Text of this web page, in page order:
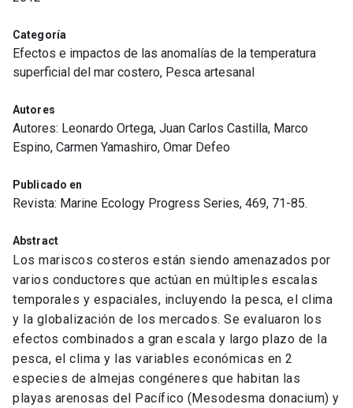
Categoría
Efectos e impactos de las anomalías de la temperatura
superficial del mar costero, Pesca artesanal
Autores
Autores: Leonardo Ortega, Juan Carlos Castilla, Marco
Espino, Carmen Yamashiro, Omar Defeo
Publicado en
Revista: Marine Ecology Progress Series, 469, 71-85.
Abstract
Los mariscos costeros están siendo amenazados por
varios conductores que actúan en múltiples escalas
temporales y espaciales, incluyendo la pesca, el clima
y la globalización de los mercados. Se evaluaron los
efectos combinados a gran escala y largo plazo de la
pesca, el clima y las variables económicas en 2
especies de almejas congéneres que habitan las
playas arenosas del Pacífico (Mesodesma donacium) y